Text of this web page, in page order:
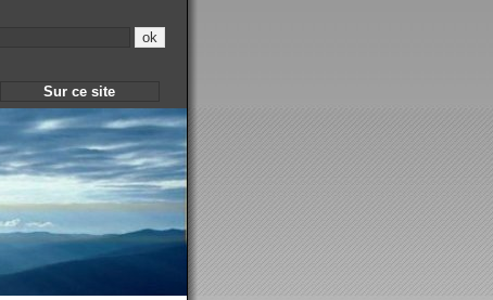
Sur ce site